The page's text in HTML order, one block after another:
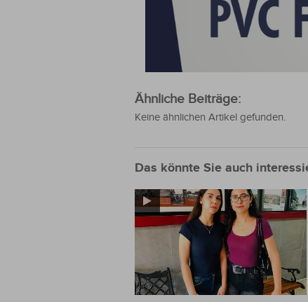
Ähnliche Beiträge:
Keine ähnlichen Artikel gefunden.
Das könnte Sie auch